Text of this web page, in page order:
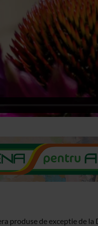
produse de exceptie de